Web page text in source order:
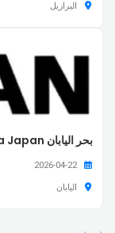
البرازيل
بحر اليابان Sea Japan
2026-04-22
اليابان